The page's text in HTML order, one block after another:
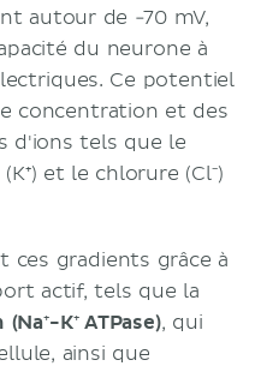
autour de -70 mV,
du neurone à
Ce potentiel
concentration et des
d'ions tels que le
et le chlorure (Cl⁻)
ces gradients grâce à
actif, tels que la
K⁺ ATPase), qui
ainsi que